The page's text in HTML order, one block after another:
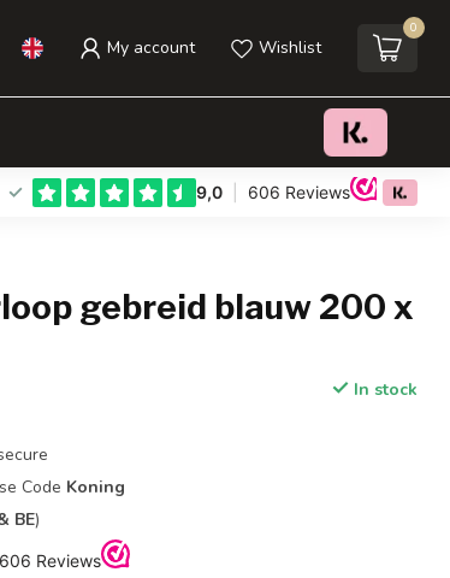
My account Wishlist
0
Add to cart
gebreid blauw 200 x
In stock
Code Koning
BE)